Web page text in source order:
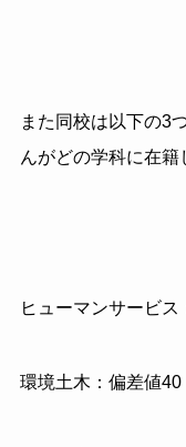
また同校は以下の3
んがどの学科に在籍
ヒューマンサービス
環境土木：偏差値40